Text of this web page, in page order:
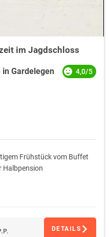
im Jagdschloss
Gardelegen 4,0/5
Frühstück vom Buffet
Halbpension
DETAILS